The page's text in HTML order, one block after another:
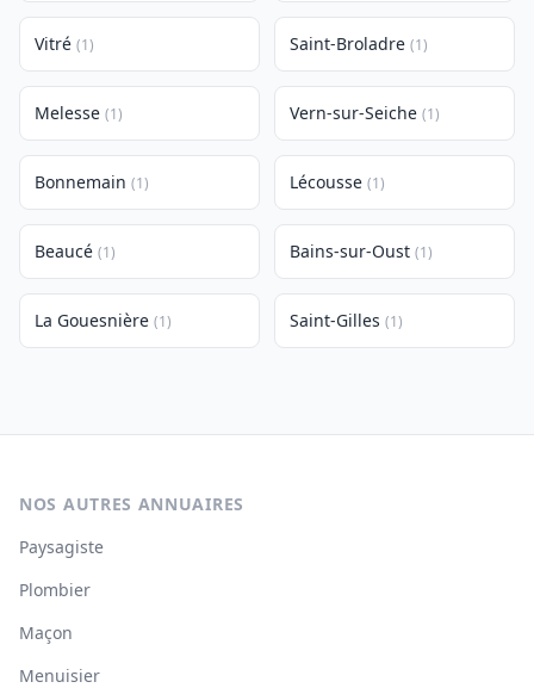
Vitré (1) Saint-Broladre (1)
Melesse (1) Vern-sur-Seiche (1)
Bonnemain (1) Lécousse (1)
Beaucé (1) Bains-sur-Oust (1)
La Gouesnière (1) Saint-Gilles (1)
NOS AUTRES ANNUAIRES
Paysagiste
Plombier
Maçon
Menuisier